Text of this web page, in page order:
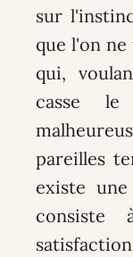
sur
que l'on ne
qui,
casse
pareilles
existe
consiste